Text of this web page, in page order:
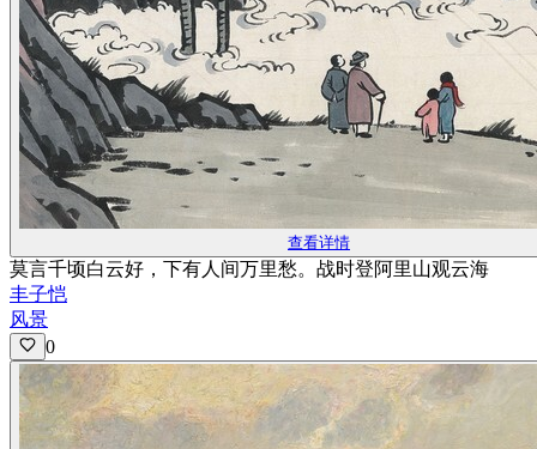
查看详情
莫言千顷白云好，下有人间万里愁。战时登阿里山观云海
丰子恺
风景
0